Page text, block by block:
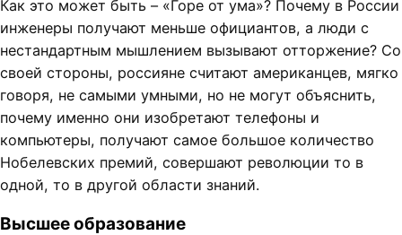
Как это может быть – «Горе от ума»? Почему в России
инженеры получают меньше официантов, а люди с
нестандартным мышлением вызывают отторжение? Со
своей стороны, россияне считают американцев, мягко
говоря, не самыми умными, но не могут объяснить,
почему именно они изобретают телефоны и
компьютеры, получают самое большое количество
Нобелевских премий, совершают революции то в
одной, то в другой области знаний.
Высшее образование